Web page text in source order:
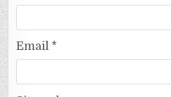
Email *